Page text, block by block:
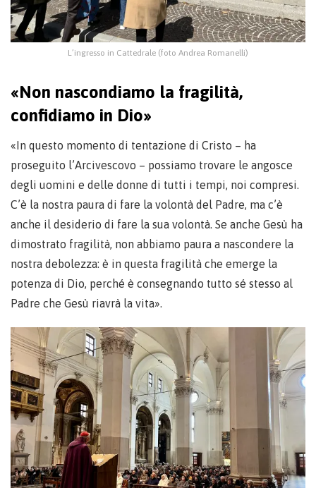
L’ingresso in Cattedrale (foto Andrea Romanelli)
«Non nascondiamo la fragilità,
confidiamo in Dio»
«In questo momento di tentazione di Cristo – ha
proseguito l’Arcivescovo – possiamo trovare le angosce
degli uomini e delle donne di tutti i tempi, noi compresi.
C’è la nostra paura di fare la volontà del Padre, ma c’è
anche il desiderio di fare la sua volontà. Se anche Gesù ha
dimostrato fragilità, non abbiamo paura a nascondere la
nostra debolezza: è in questa fragilità che emerge la
potenza di Dio, perché è consegnando tutto sé stesso al
Padre che Gesù riavrà la vita».